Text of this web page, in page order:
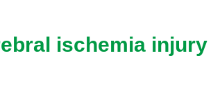
ischemia injury